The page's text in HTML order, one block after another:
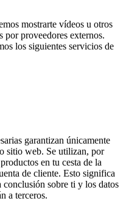
mostrarte vídeos u otros
por proveedores externos.
los siguientes servicios de
garantizan únicamente
sitio web. Se utilizan, por
en tu cesta de la
de cliente. Esto significa
conclusión sobre ti y los datos
a terceros.